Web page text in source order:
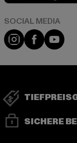
Instagram
Facebook
SICHERE